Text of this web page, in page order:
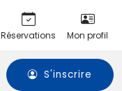
Réservations Mon profil
S'inscrire